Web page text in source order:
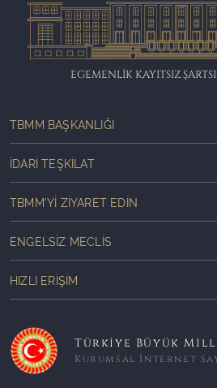
EGEMENLİK KAYITSIZ
TBMM BAŞKANLIĞI
İDARI TEŞKILAT
TBMM'YI ZIYARET EDIN
ENGELSIZ MECLIS
HIZLI ERIŞIM
Türkiye Büyük
Kurumsal İnternet